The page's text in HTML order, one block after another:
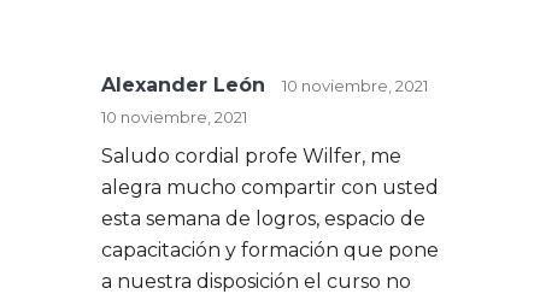
Alexander León
10 noviembre, 2021
10 noviembre, 2021
Saludo cordial profe Wilfer, me
alegra mucho compartir con usted
esta semana de logros, espacio de
capacitación y formación que pone
a nuestra disposición el curso no